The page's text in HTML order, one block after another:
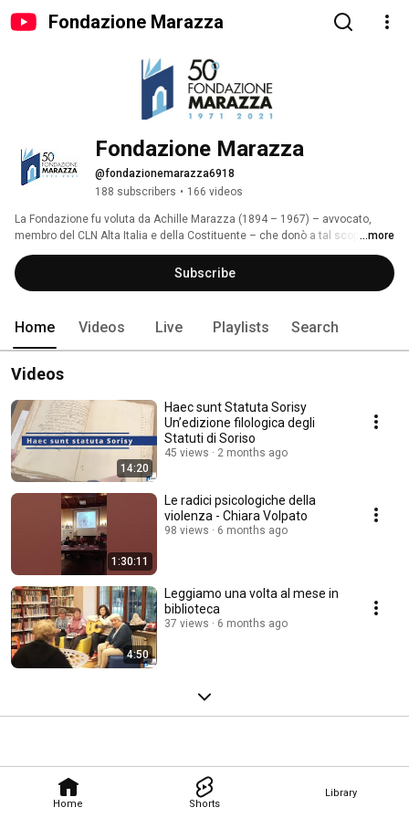
Fondazione Marazza
Home Shorts
Library
Fondazione Marazza
@fondazionemarazza6918
188 subscribers • 166 videos
La Fondazione fu voluta da Achille Marazza (1894 – 1967) – avvocato,
membro del CLN Alta Italia e della Costituente – che donò a tal scopo al
Comune di Borgomanero la propria villa settecentesca, il grande parco che
la circonda, un isolato di case e negozi nel centro storico della Città al fine
di poter mantenere e incrementare la nuova istituzione nascente, e il
...more
Subscribe
Home Videos Live Playlists Search
Videos
14:20
Haec sunt Statuta Sorisy
Un’edizione filologica degli
Statuti di Soriso
45 views 2 months ago
1:30:11
Le radici psicologiche della
violenza - Chiara Volpato
98 views 6 months ago
4:50
Leggiamo una volta al mese in
biblioteca
37 views 6 months ago